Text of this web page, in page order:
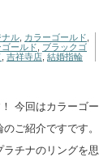
ナル カラーゴールド
ールド
ブラックゴ
吉祥寺店 結婚指輪
今回はカラーゴー
ご紹介ですです。
チナのリングを思